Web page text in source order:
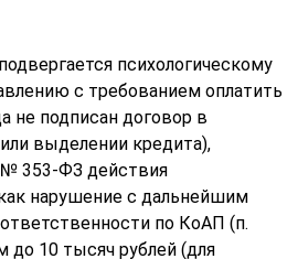
психологическому
с требованием оплатить
не подписан договор в
выделении кредита),
№ 353-ФЗ действия
нарушение с дальнейшим
по КоАП (п.
до 10 тысяч рублей (для